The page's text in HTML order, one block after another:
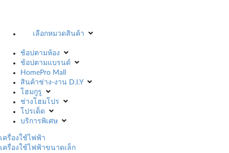
เลือกหมวดสินค้า
ช้อปตามห้อง
ช้อปตามแบรนด์
HomePro Mall
สินค้าช่าง-งาน D.I.Y
โฮมกูรู
ช่างโฮมโปร
โปรเด็ด
บริการพิเศษ
เครื่องใช้ไฟฟ้า
เครื่องใช้ไฟฟ้าขนาดเล็ก